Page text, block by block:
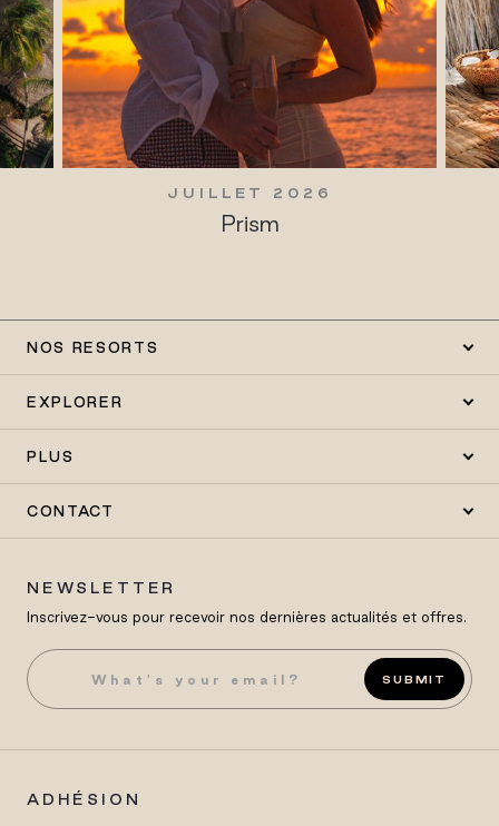
JUILLET 2026
Prism
NOS RESORTS
EXPLORER
PLUS
CONTACT
NEWSLETTER
Inscrivez-vous pour recevoir nos dernières actualités et offres.
SUBMIT
ADHÉSION